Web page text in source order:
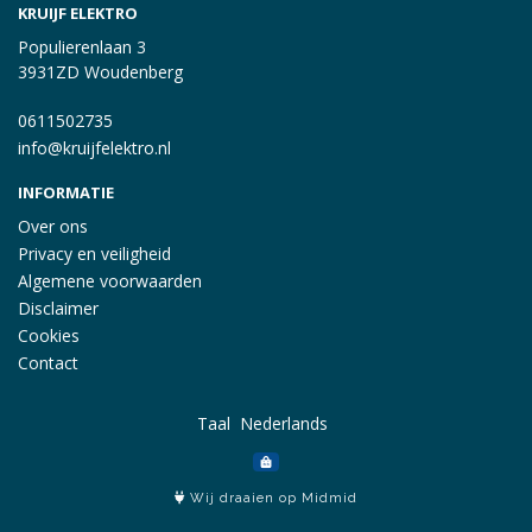
KRUIJF ELEKTRO
Populierenlaan 3
3931ZD Woudenberg
0611502735
info@kruijfelektro.nl
INFORMATIE
Over ons
Privacy en veiligheid
Algemene voorwaarden
Disclaimer
Cookies
Contact
Taal
Wij draaien op Midmid